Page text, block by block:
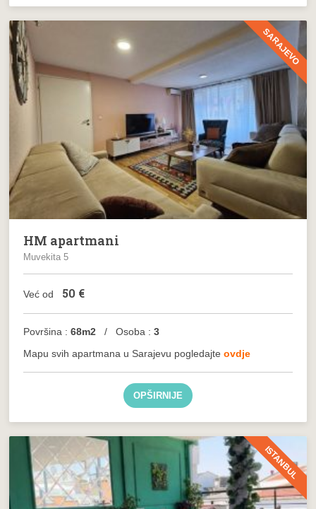
SARAJEVO
HM apartmani
Muvekita 5
Već od 50 €
Površina : 68m2 / Osoba :3
Mapu svih apartmana u Sarajevu pogledajteovdje
OPŠIRNIJE
ISTANBUL